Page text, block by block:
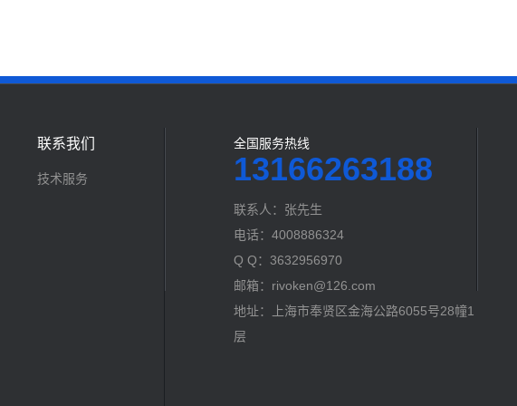
联系我们
技术服务
全国服务热线
13166263188
联系人：张先生
电话：4008886324
Q Q：3632956970
邮箱：rivoken@126.com
地址：上海市奉贤区金海公路6055号28幢1
层